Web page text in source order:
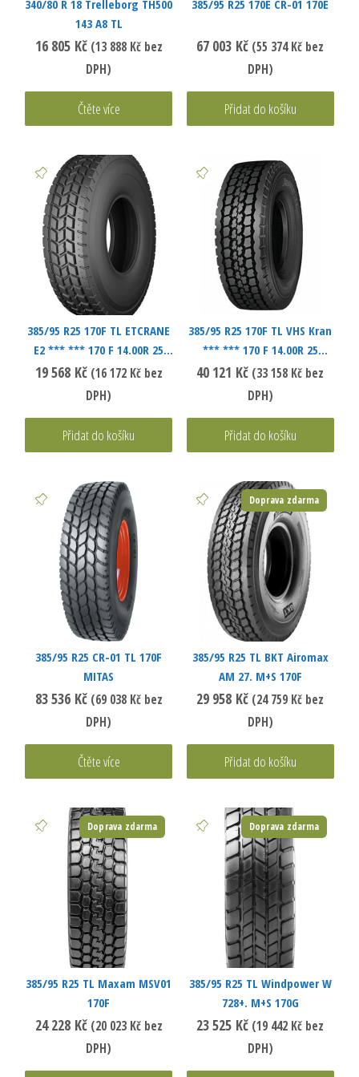
340/80 R 18 Trelleborg TH500
143 A8 TL
16 805 Kč (13 888 Kčbez
DPH)
Čtěte více
385/95 R25 170E CR-01 170E
67 003 Kč (55 374 Kč bez
DPH)
Přidat do košíku
385/95 R25 170F TL ETCRANE
E2 *** *** 170 F 14.00R 25
TECHKING
19 568 Kč (16 172 Kčbez
DPH)
Přidat do košíku
385/95 R25 170F TL VHS Kran
*** *** 170 F 14.00R 25
BRIDGESTONE
40 121 Kč (33 158 Kč bez
DPH)
Přidat do košíku
385/95 R25 CR-01 TL 170F
MITAS
83 536 Kč (69 038 Kčbez
DPH)
Čtěte více
Doprava zdarma
385/95 R25 TL BKT Airomax
AM 27. M+S 170F
29 958 Kč (24 759 Kč bez
DPH)
Přidat do košíku
Doprava zdarma
385/95 R25 TL Maxam MSV01
170F
24 228 Kč (20 023 Kčbez
DPH)
Doprava zdarma
385/95 R25 TL Windpower W
728+. M+S 170G
23 525 Kč (19 442 Kč bez
DPH)